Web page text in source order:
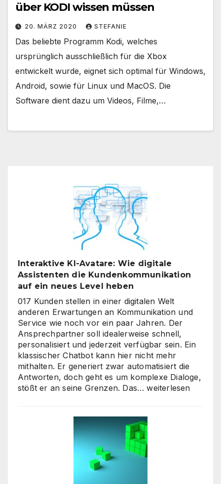
über KODI wissen müssen
20. MÄRZ 2020 STEFANIE
Das beliebte Programm Kodi, welches
ursprünglich ausschließlich für die Xbox
entwickelt wurde, eignet sich optimal für Windows,
Android, sowie für Linux und MacOS. Die
Software dient dazu um Videos, Filme,…
Interaktive KI-Avatare: Wie digitale
Assistenten die Kundenkommunikation
auf ein neues Level heben
017 Kunden stellen in einer digitalen Welt
anderen Erwartungen an Kommunikation und
Service wie noch vor ein paar Jahren. Der
Ansprechpartner soll idealerweise schnell,
personalisiert und jederzeit verfügbar sein. Ein
klassischer Chatbot kann hier nicht mehr
mithalten. Er generiert zwar automatisiert die
Antworten, doch geht es um komplexe Dialoge,
stößt er an seine Grenzen. Das…Interaktive
Wie
digitale
Assistenten
weiterlesen